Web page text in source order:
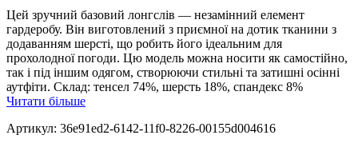
Цей зручний базовий лонгслів — незамінний елемент
гардеробу. Він виготовлений з приємної на дотик тканини з
додаванням шерсті, що робить його ідеальним для
прохолодної погоди. Цю модель можна носити як самостійно,
так і під іншим одягом, створюючи стильні та затишні осінні
аутфіти. Склад: тенсел 74%, шерсть 18%, спандекс 8%
Читати більше
Артикул: 36e91ed2-6142-11f0-8226-00155d004616